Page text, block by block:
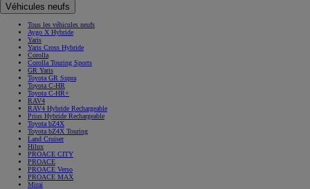
Véhicules neufs
Tous les véhicules neufs
Aygo X Hybride
Yaris
Yaris Cross Hybride
Corolla
Corolla Touring Sports
GR Yaris
Toyota GR Supra
Toyota C-HR
Toyota C-HR+
RAV4
RAV4 Hybride Rechargeable
Prius Hybride Rechargeable
Toyota bZ4X
Toyota bZ4X Touring
Land Cruiser
Hilux
PROACE CITY
PROACE
PROACE Verso
PROACE MAX
Mirai